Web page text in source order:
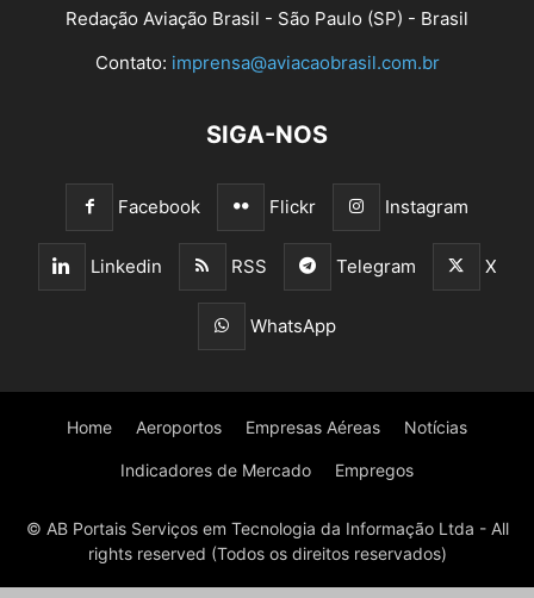
Redação Aviação Brasil - São Paulo (SP) - Brasil
Contato: imprensa@aviacaobrasil.com.br
SIGA-NOS
Facebook Flickr Instagram
Linkedin RSS Telegram X
WhatsApp
Home Aeroportos Empresas Aéreas Notícias
Indicadores de Mercado Empregos
© AB Portais Serviços em Tecnologia da Informação Ltda - All
rights reserved (Todos os direitos reservados)